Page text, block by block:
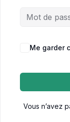
Me garder
Vous n’avez